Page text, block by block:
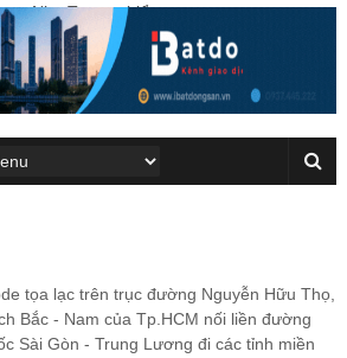
Nha Trang - biểu tượng
giữa lòng thành phố Nha
với tổ hợp căn hộ, khách
diện biển Trần Phú
tọa lạc trên trục đường Nguyễn Hữu Thọ,
Bắc - Nam của Tp.HCM nối liền đường
Sài Gòn - Trung Lương đi các tỉnh miền